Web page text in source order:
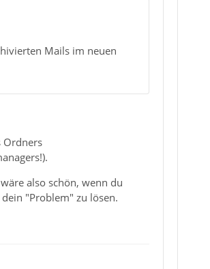
Mails im neuen
Ordners
also schön, wenn du
"Problem" zu lösen.